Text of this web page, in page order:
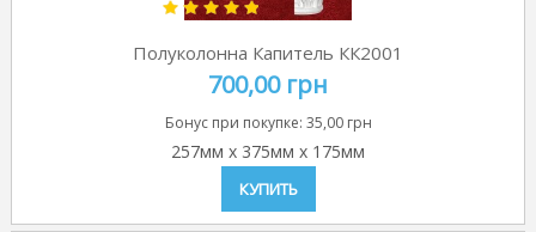
Полуколонна Капитель КК2001
700,00 грн
Бонус при покупке: 35,00 грн
257мм x 375мм x 175мм
КУПИТЬ